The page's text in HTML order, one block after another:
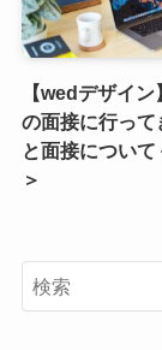
【wedデザイ
の面接に行って
と面接につい
＞